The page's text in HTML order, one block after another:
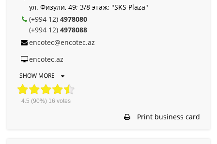
ул. Физули, 49; 3/8 этаж; "SKS Plaza"
(+994 12) 4978080
(+994 12) 4978088
encotec@encotec.az
encotec.az
SHOW MORE
4.5 (90%) 16 votes
Print business card